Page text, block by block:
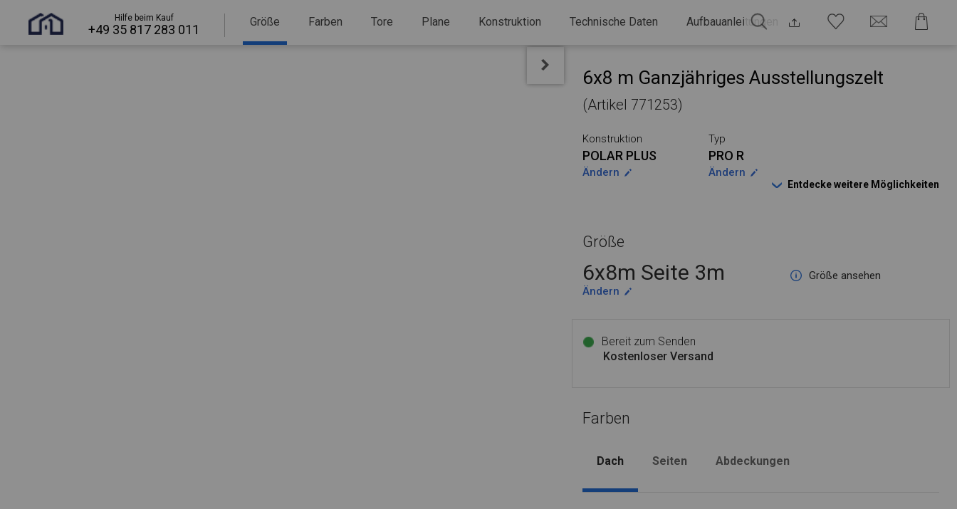
Hilfe beim Kauf
+49 35 817 283 011
Größe Farben Tore Plane Konstruktion Technische Daten Aufbauanleitungen
6x8 m Ganzjähriges Ausstellungszelt
(Artikel 771253)
Konstruktion
POLAR PLUS
Ändern
Typ
PRO R
Ändern
Entdecke weitere Möglichkeiten
Größe
6x8m Seite 3m
Größe ansehen
Ändern
Bereit zum Senden
Kostenloser Versand
Farben
Dach Seiten Abdeckungen